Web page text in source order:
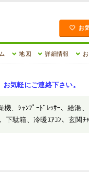
お
地図 詳細情報
お気軽にご連絡下さい。
、ｼｬﾝﾌﾟｰﾄﾞﾚｯｻｰ、給湯、
下駄箱、冷暖ｴｱｺﾝ、玄関ﾁ